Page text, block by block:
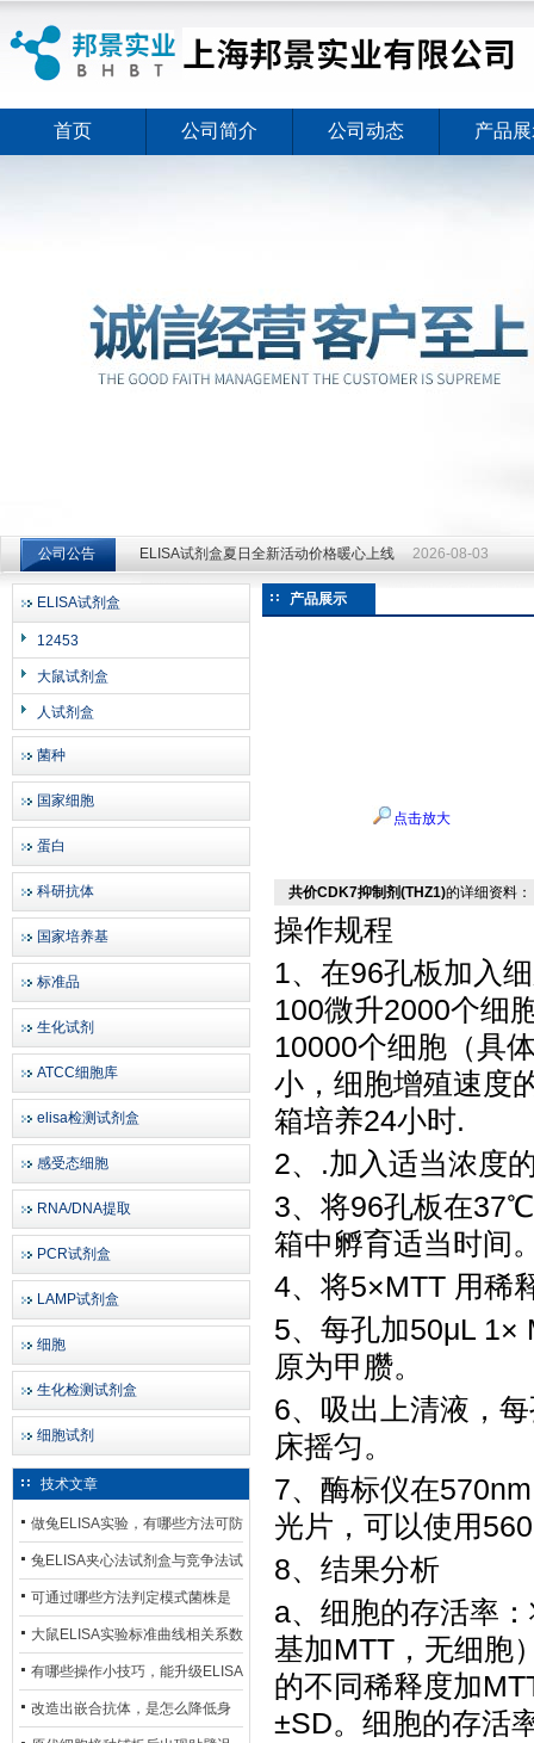
上海邦景实业有限公司
首页 公司简介 公司动态 产品
公司公告 ELISA试剂盒夏日全新活动价格暖心上线 2026-08-03
ELISA试剂盒夏日全新活动价格暖心上线
ELISA试剂盒
12453
大鼠试剂盒
人试剂盒
菌种
国家细胞
蛋白
科研抗体
国家培养基
标准品
生化试剂
ATCC细胞库
elisa检测试剂盒
感受态细胞
RNA/DNA提取
PCR试剂盒
LAMP试剂盒
细胞
生化检测试剂盒
细胞试剂
技术文章
做兔ELISA实验，有哪些方法可防
止平台效应发生？
兔ELISA夹心法试剂盒与竞争法试
剂盒，适用检测场景存在哪些差
异？
可通过哪些方法判定模式菌株是
否存在杂菌污染？
大鼠ELISA实验标准曲线相关系数
偏低，可从哪些维度开展问题排
查？
有哪些操作小技巧，能升级ELISA
的LOD与LOQ性能？
改造出嵌合抗体，是怎么降低身
产品展示
点击放大
共价CDK7抑制剂(THZ1)的详细资料：
操作规程
1、在96孔板加入
100微升2000个细
10000个细胞（具
小，细胞增殖速度
箱培养24小时.
2、.加入适当浓度
3、将96孔板在
箱中孵育适当时间
4、将5×MTT 用稀
5、每孔加50μL 1×
原为甲臜。
6、吸出上清液，
床摇匀。
7、酶标仪在
光片，可以使用
8、结果分析
a、细胞的存活率
基加MTT，无细胞
的不同稀释度加
±SD。细胞的存活